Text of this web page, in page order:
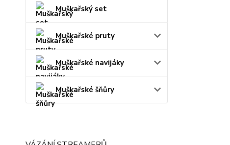
Muškařský set
Muškařské pruty
Muškařské navijáky
Muškařské šňůry